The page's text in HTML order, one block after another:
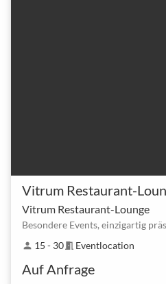
Vitrum Restaurant-
Vitrum Restaurant-Lounge
Besondere Events, einzigartig
person 15 - 30meeting_room Eventlocation
Auf Anfrage